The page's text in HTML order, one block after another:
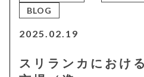
BLOG
2025.02.19
スリランカにおけ